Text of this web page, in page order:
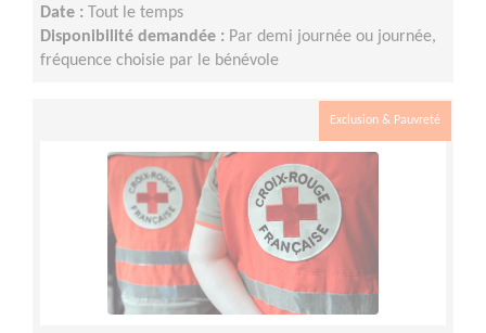
Date : Tout le temps
Disponibilité demandée : Par demi journée ou journée,
fréquence choisie par le bénévole
Exclusion & Pauvreté